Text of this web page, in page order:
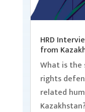
HRD
from
What is
rights
related